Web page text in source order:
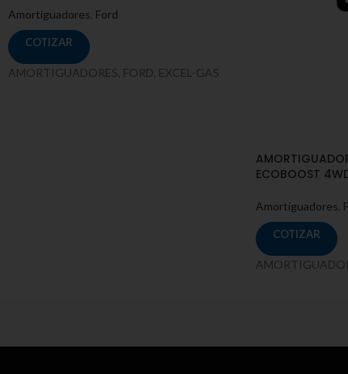
Amortiguadores Ford
COTIZAR
AMORTIGUADORES, FORD, EXCEL-GAS
ECOBOOST
Amortiguadores
COTIZAR